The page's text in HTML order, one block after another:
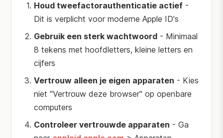
Houd tweefactorauthenticatie actief -
Dit is verplicht voor moderne Apple ID's
Gebruik een sterk wachtwoord - Minimaal
8 tekens met hoofdletters, kleine letters en
cijfers
Vertrouw alleen je eigen apparaten - Kies
niet "Vertrouw deze browser" op openbare
computers
Controleer vertrouwde apparaten - Ga